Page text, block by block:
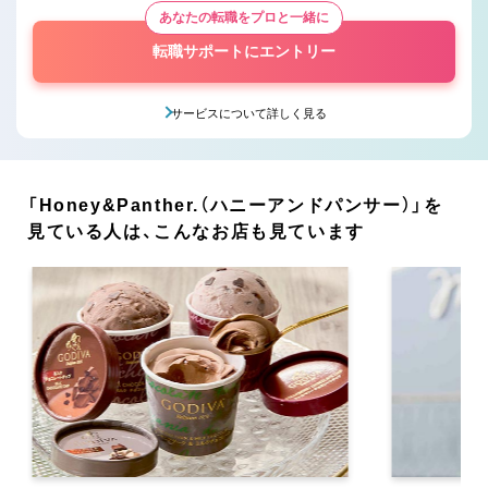
あなたの転職をプロと一緒に
転職サポートにエントリー
サービスについて詳しく見る
「Honey&Panther.（ハニーアンドパンサー）」を
見ている人は、こんなお店も見ています